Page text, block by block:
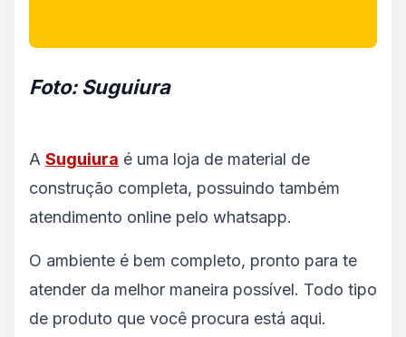
Foto: Suguiura
A Suguiura é uma loja de material de
construção completa, possuindo também
atendimento online pelo whatsapp.
O ambiente é bem completo, pronto para te
atender da melhor maneira possível. Todo tipo
de produto que você procura está aqui.